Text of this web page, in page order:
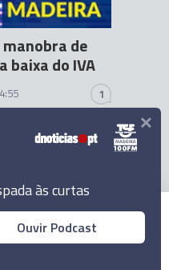
de
baixa do IVA
1
Diário de Notícias, Lda.
às curtas
Ouvir Podcast
×